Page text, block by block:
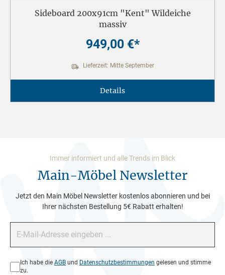
Sideboard 200x91cm "Kent" Wildeiche
massiv
949,00 €*
Lieferzeit: Mitte September
Details
Immer informiert und alle Trends im Blick
Main-Möbel Newsletter
Jetzt den Main Möbel Newsletter kostenlos abonnieren und bei
Ihrer nächsten Bestellung 5€ Rabatt erhalten!
Datenschutz*
Ich habe die AGB und Datenschutzbestimmungen gelesen und stimme
zu.